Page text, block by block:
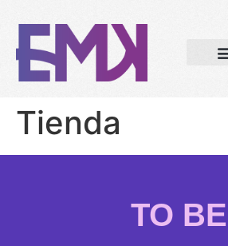
Tienda
TO BE